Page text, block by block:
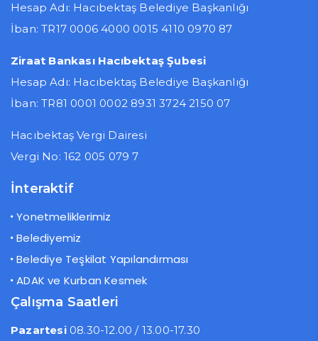
Hesap Adı: Hacıbektaş Belediye Başkanlığı
İban: TR17 0006 4000 0015 4110 0970 87
Ziraat Bankası Hacıbektaş Şubesi
Hesap Adı: Hacıbektaş Belediye Başkanlığı
İban: TR81 0001 0002 8931 3724 2150 07
Hacıbektaş Vergi Dairesi
Vergi No: 162 005 079 7
İnteraktif
Yonetmeliklerimiz
Belediyemiz
Belediye Teşkilat Yapılandırması
ADAK ve Kurban Kesmek
Çalışma Saatleri
Pazartesi08.30-12.00 / 13.00-17.30